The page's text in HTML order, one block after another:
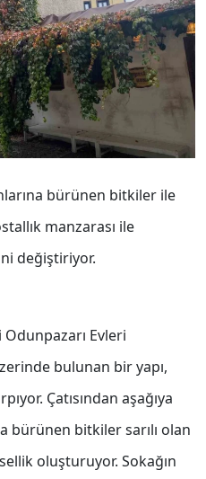
bürünen bitkiler ile
manzarası ile
değiştiriyor.
Evleri
bulunan bir yapı,
Çatısından aşağıya
bürünen bitkiler sarılı olan
oluşturuyor. Sokağın